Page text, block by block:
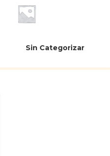
Sin Categorizar